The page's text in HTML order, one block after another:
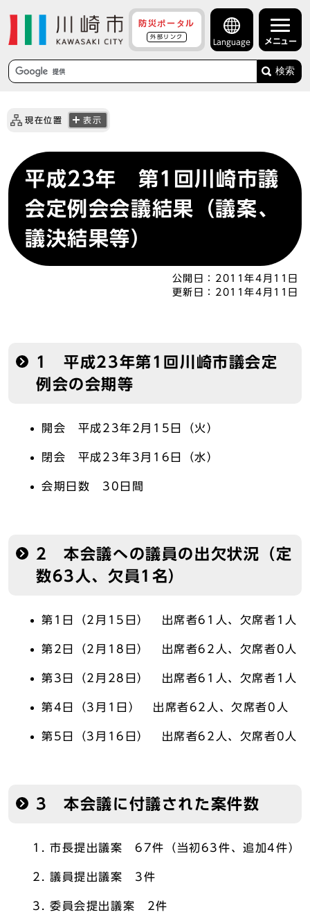
防災ポータル
外部リンク
Language メニュー
検索
現在位置 表示
平成23年 第1回川崎市議
会定例会会議結果（議案、
議決結果等）
公開日： 2011年4月11日
更新日： 2011年4月11日
1 平成23年第1回川崎市議会定
例会の会期等
開会 平成23年2月15日（火）
閉会 平成23年3月16日（水）
会期日数 30日間
2 本会議への議員の出欠状況（定
数63人、欠員1名）
第1日（2月15日） 出席者61人、欠席者1人
第2日（2月18日） 出席者62人、欠席者0人
第3日（2月28日） 出席者61人、欠席者1人
第4日（3月1日） 出席者62人、欠席者0人
第5日（3月16日） 出席者62人、欠席者0人
3 本会議に付議された案件数
市長提出議案 67件（当初63件、追加4件）
議員提出議案 3件
委員会提出議案 2件